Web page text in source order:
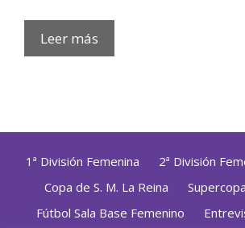
Leer más
1ª División Femenina 2ª División
Copa de S. M. La Reina
Supercopa
Fútbol Sala Base Femenino